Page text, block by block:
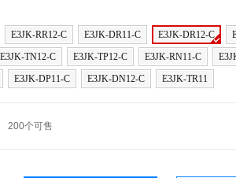
E3JK-RR12-C E3JK-DR11-C E3JK-DR12-C
E3JK-TN12-C E3JK-TP12-C E3JK-RN11-C
E3JK-DP11-C E3JK-DN12-C E3JK-TR11
200个可售